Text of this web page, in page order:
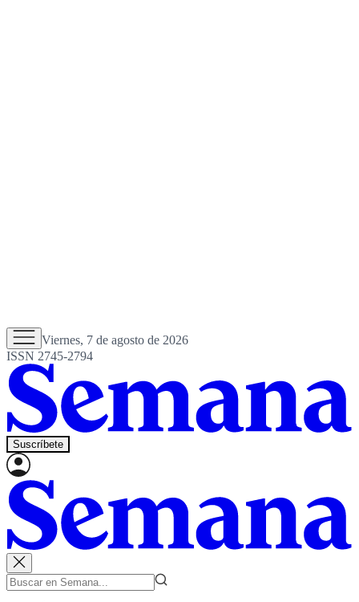
Viernes, 7 de agosto de 2026
ISSN 2745-2794
Suscríbete